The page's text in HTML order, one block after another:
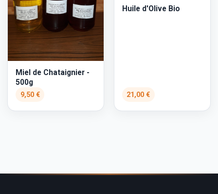
Miel de Chataignier -
500g
9,50 €
Huile d'Olive Bio
21,00 €